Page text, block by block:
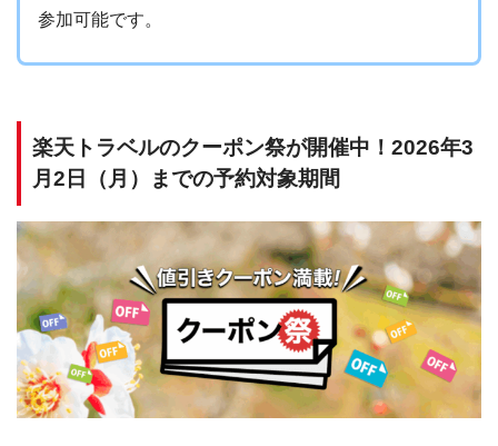
参加可能です。
楽天トラベルのクーポン祭が開催中！2026年3
月2日（月）までの予約対象期間